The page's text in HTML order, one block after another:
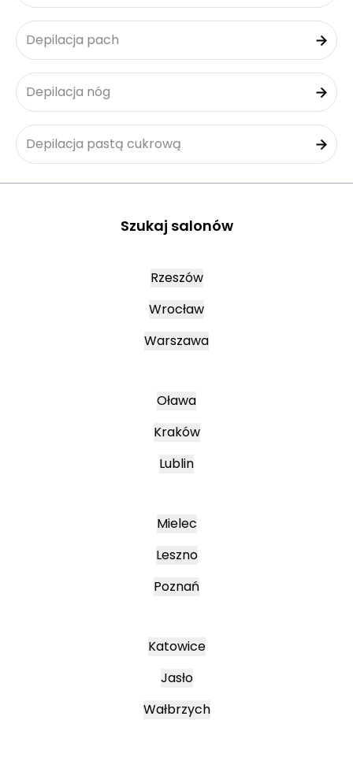
Depilacja pach
Depilacja nóg
Depilacja pastą cukrową
Szukaj salonów
Rzeszów
Wrocław
Warszawa
Oława
Kraków
Lublin
Mielec
Leszno
Poznań
Katowice
Jasło
Wałbrzych